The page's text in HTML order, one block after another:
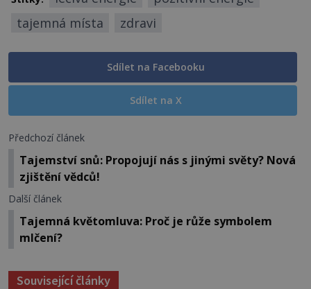
tajemná místa
zdravi
Sdílet na Facebooku
Sdílet na X
Předchozí článek
Tajemství snů: Propojují nás s jinými světy? Nová
zjištění vědců!
Další článek
Tajemná květomluva: Proč je růže symbolem
mlčení?
Související články